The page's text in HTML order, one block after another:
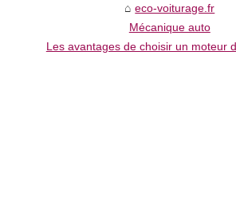
eco-voiturage.fr
Mécanique auto
Les avantages de choisir un moteur